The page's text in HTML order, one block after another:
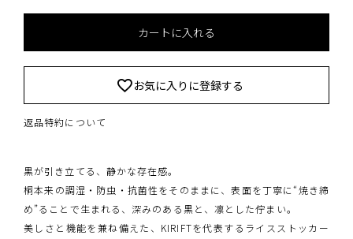
お気に入りに登録する
カートに入れる
返品特約について
黒が引き立てる、静かな存在感。
桐本来の調湿・防虫・抗菌性をそのままに、表面を丁寧に“焼き締
め”ることで生まれる、深みのある黒と、凛とした佇まい。
美しさと機能を兼ね備えた、KIRIFTを代表するライスストッカー